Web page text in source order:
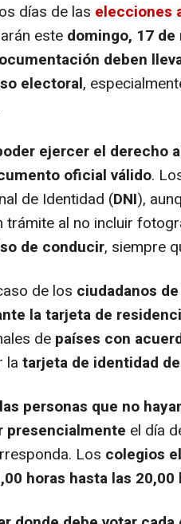
días de las elecciones
este domingo, 17 de
deben
electoral,
ejercer el derecho
oficial válido.
de Identidad (DNI),
trámite al no incluir
de conducir, siempre
de los ciudadanos
la tarjeta de
de países con
la tarjeta de identidad
personas que no
presencialmente el día
Los colegios
horas hasta las 20,00